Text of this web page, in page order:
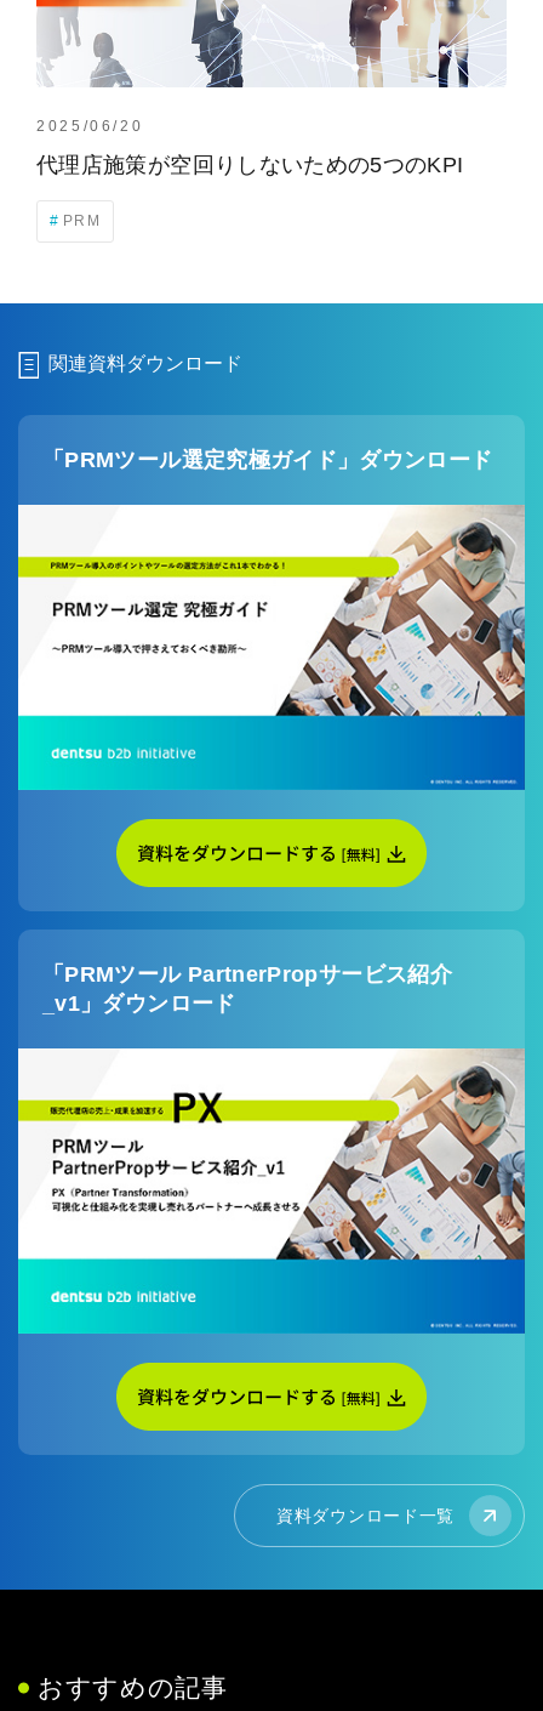
関連資料ダウンロード
「PRMツール選定究極ガイド」ダウンロード
「PRMツール PartnerPropサービス紹介
_v1」ダウンロード
資料ダウンロード一覧
おすすめの記事
2025/06/20
代理店施策が空回りしないための5つのKPI
PRM